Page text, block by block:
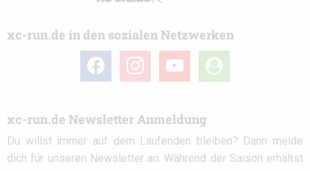
xc-run.de in den sozialen Netzwerken
facebook instagramyoutube
user-
circle
xc-run.de Newsletter Anmeldung
Du willst immer auf dem Laufenden bleiben? Dann melde
dich für unseren Newsletter an. Während der Saison erhältst